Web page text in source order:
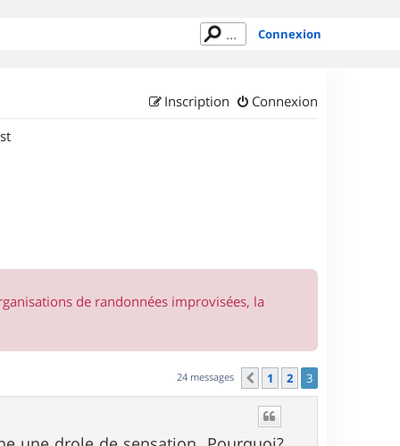
Connexion
Connexion
Inscription
de randonnées improvisées, la
24 messages Précédent
1 2 3